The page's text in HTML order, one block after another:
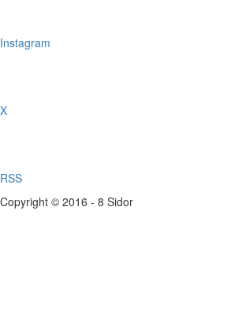
Instagram
X
RSS
Copyright © 2016 - 8 Sidor